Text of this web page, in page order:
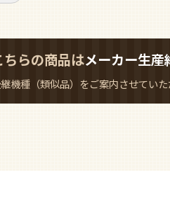
ちらの商品はメーカー生産
機種（類似品）をご案内させてい